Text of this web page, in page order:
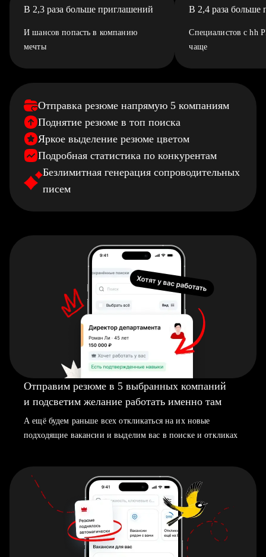
В 2,3 раза больше приглашений
И шансов попасть в компанию
мечты
В 2,4 раза больше
Специалистов с hh
чаще
Отправка резюме напрямую 5 компаниям
Поднятие резюме в топ поиска
Яркое выделение резюме цветом
Подробная статистика по конкурентам
Безлимитная генерация сопроводительных
писем
Отправим резюме в 5 выбранных компаний
и подсветим желание работать именно там
А ещё будем раньше всех откликаться на их новые
подходящие вакансии и выделим вас в поиске и откликах